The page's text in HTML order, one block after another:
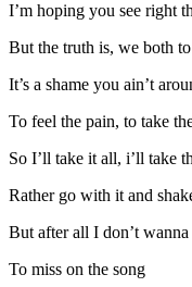
I’m hoping you see right
But the truth is, we both
It’s a shame you ain’t
To feel the pain, to take
So I’ll take it all, i’ll take
Rather go with it and
But after all I don’t wanna
To miss on the song